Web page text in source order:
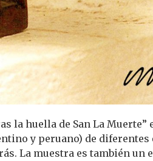
la huella de San La
y peruano) de
La muestra es también un